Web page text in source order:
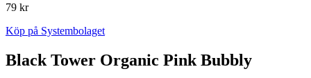
79 kr
Köp på Systembolaget
Black Tower Organic Pink Bubbly